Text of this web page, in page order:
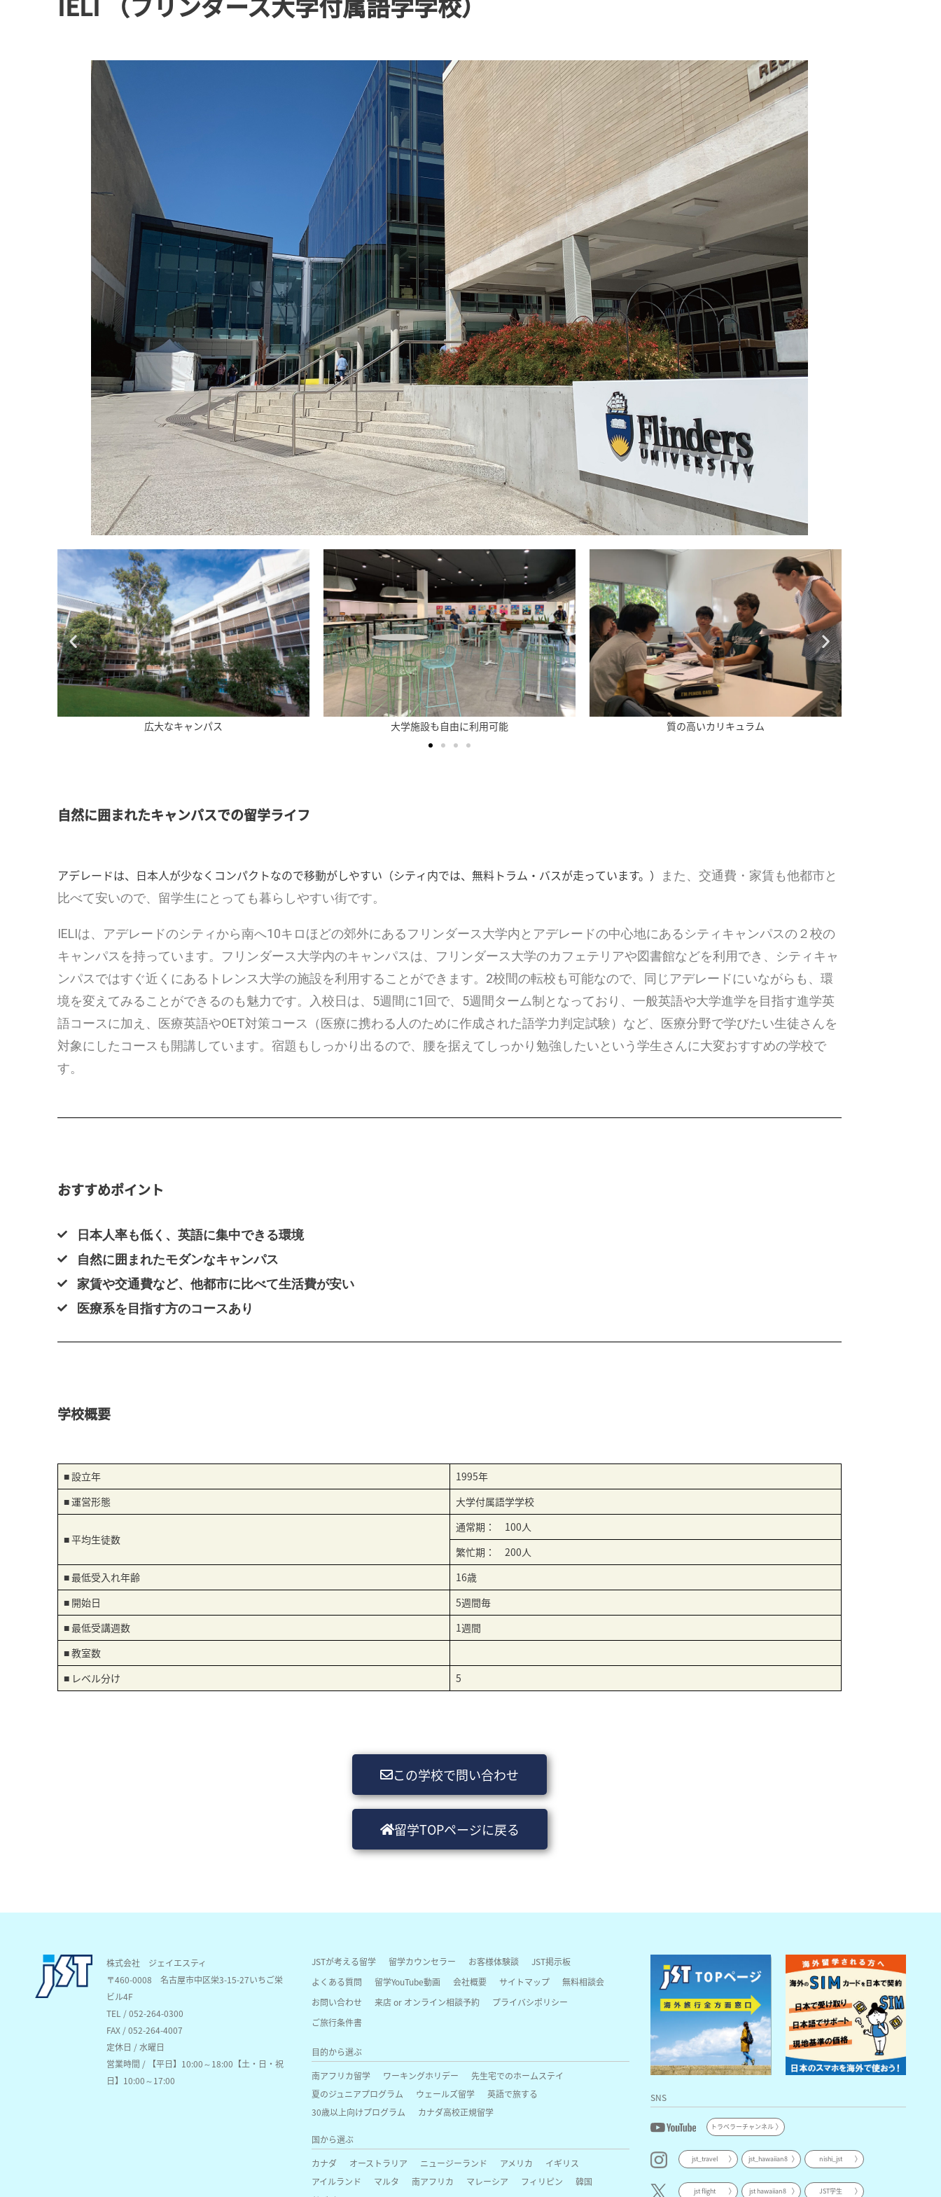
大学施設も自由に利用可能 質の高いカリキュラム 幅広い国籍・世代の留学生が集まる
自然に囲まれたキャンパスでの留学ライフ
アデレードは、日本人が少なくコンパクトなので移動がしやすい（シティ内では、無料トラム・バスが走っています。）
また、交通費・家賃も他都市と
比べて安いので、留学生にとっても暮らしやすい街です。
IELIは、アデレードのシティから南へ10キロほどの郊外にあるフリンダース大学内とアデレードの中心地にあるシティキャンパスの２校の
キャンパスを持っています。 フリンダース大学内のキャンパスは、フリンダース大学のカフェテリアや図書館などを利用でき、シティキャ
ンパスではすぐ近くにあるトレンス大学の施設を利用することができます。 2校間の転校も可能なので、同じアデレードにいながらも、環
境を変えてみることができるのも魅力です。
入校日は、5週間に1回で、5週間ターム制となっており、一般英語や大学進学を目指す進学英
語コースに加え、 医療英語やOET対策コース（医療に携わる人のために作成された語学力判定試験）など、医療分野で学びたい生徒さんを
対象にしたコースも開講しています。 宿題もしっかり出るので、腰を据えてしっかり勉強したいという学生さんに大変おすすめの学校で
す。
おすすめポイント
日本人率も低く、英語に集中できる環境
自然に囲まれたモダンなキャンパス
家賃や交通費など、他都市に比べて生活費が安い
医療系を目指す方のコースあり
学校概要
■ 設立年
1995年
■ 運営形態
大学付属語学学校
■ 平均生徒数
通常期： 100人
繁忙期： 200人
■ 最低受入れ年齢
16歳
■ 開始日
5週間毎
■ 最低受講週数
1週間
■ 教室数
■ レベル分け
5
この学校で問い合わせ
留学TOPページに戻る
株式会社 ジェイエスティ
〒460-0008名古屋市中区栄3-15-27いちご栄
ビル4F
TEL / 052-264-0300
FAX / 052-264-4007
定休日 / 水曜日
営業時間 / 【平日】10:00～18:00【土・日・祝
日】10:00～17:00
JSTが考える留学 留学カウンセラー お客様体験談
JST掲示板
よくある質問
留学YouTube動画 会社概要 サイトマップ
無料相談会
お問い合わせ
来店 or オンライン相談予約
プライバシポリシー
ご旅行条件書
目的から選ぶ
南アフリカ留学
ワーキングホリデー
先生宅でのホームステイ
夏のジュニアプログラム
ウェールズ留学
英語で旅する
30歳以上向けプログラム
カナダ高校正規留学
国から選ぶ
カナダ
オーストラリア ニュージーランド アメリカ
イギリス
アイルランド
マルタ 南アフリカ マレーシア フィリピン
韓国
SNS
トラベラーチャンネル
jst_travel jst_hawaiian8 nishi_jst
jst flight jst hawaiian8 JST学生